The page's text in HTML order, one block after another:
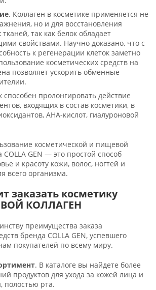
. Коллаген в косметике применяется не
но и для восстановления
так как белок обладает
свойствами. Научно доказано, что с
к регенерации клеток заметно
косметических средств на
позволяет ускорить обменные
способен пролонгировать действие
входящих в состав косметики, в
AHA-кислот, гиалуроновой
косметической и пищевой
GEN — это простой способ
и красоту кожи, волос, ногтей и
всего организма.
заказать косметику
КОЛЛАГЕН
преимущества заказа
бренда COLLA GEN, успевшего
покупателей по всему миру.
. В каталоге вы найдете более
продуктов для ухода за кожей лица и
полостью рта.